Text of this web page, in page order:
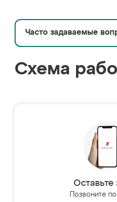
Часто задаваемые
Схема
Оставьте
Позвоните